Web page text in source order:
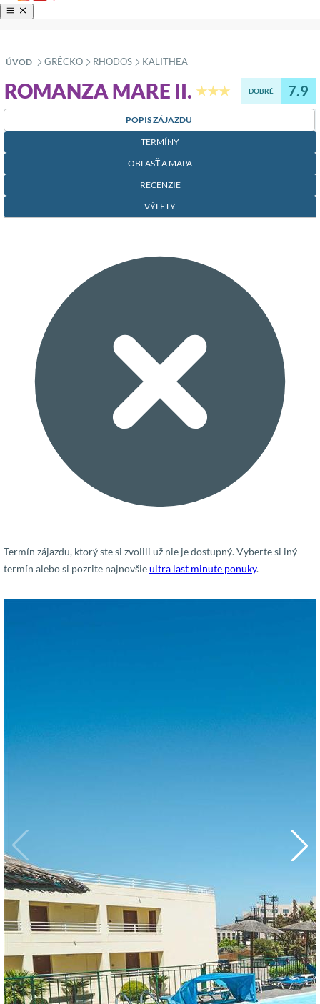
ÚVOD »
GRÉCKO »
RHODOS »
KALITHEA
ROMANZA MARE II. ★★★ DOBRÉ 7.9
POPIS ZÁJAZDU
TERMÍNY
OBLASŤ A MAPA
RECENZIE
VÝLETY
Termín zájazdu, ktorý ste si zvolili už nie je dostupný. Vyberte si iný
termín alebo si pozrite najnovšieultra last minute ponuky.